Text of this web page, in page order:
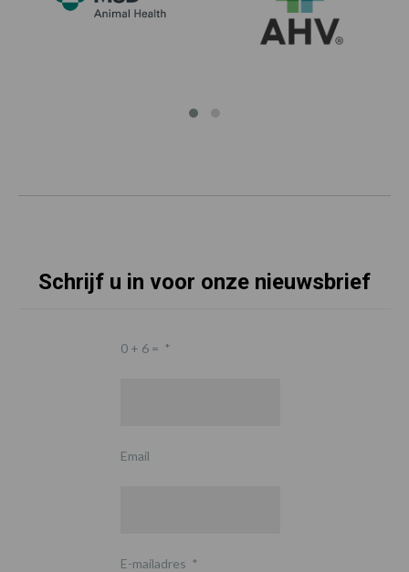
Schrijf u in voor onze nieuwsbrief
0 + 6 = *
Email
E-mailadres *